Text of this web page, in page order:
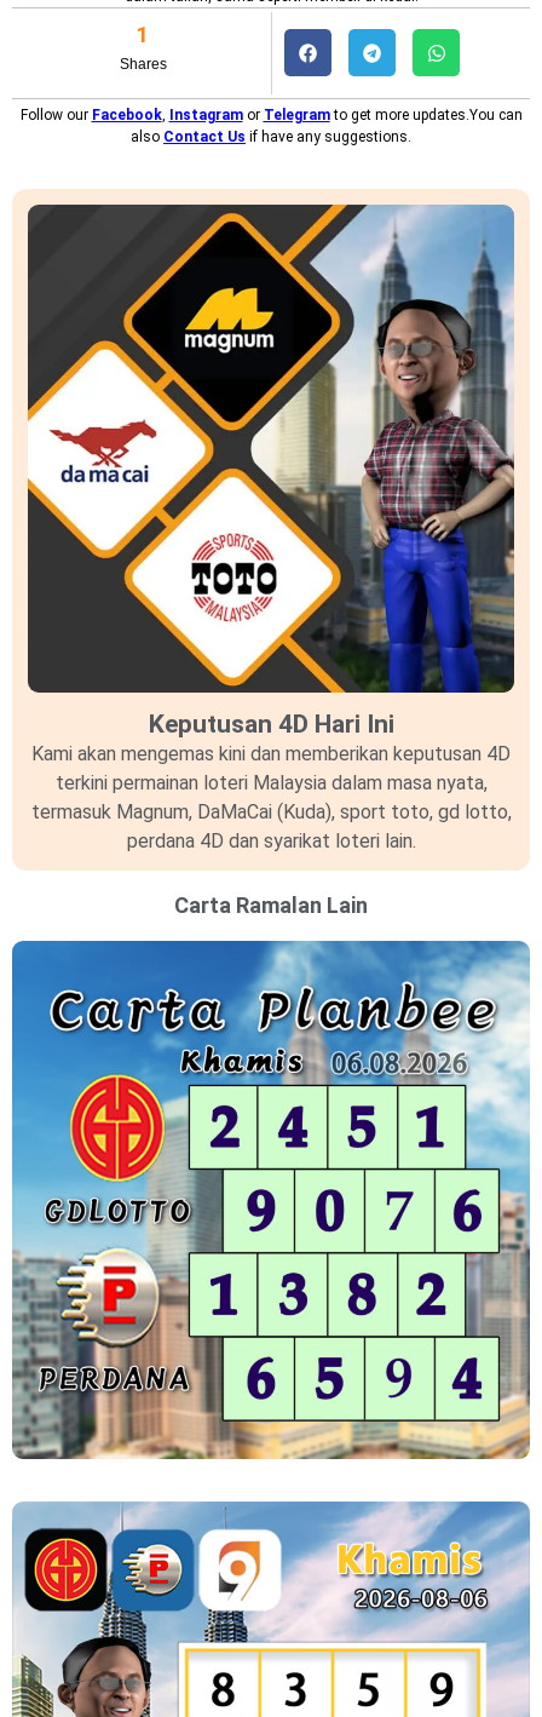
Shares
1
Follow our Facebook, Instagramor Telegramto get more updates.You can
also Contact Us if have any suggestions.
Keputusan 4D Hari Ini
Kami akan mengemas kini dan memberikan keputusan 4D
terkini permainan loteri Malaysia dalam masa nyata,
termasuk Magnum, DaMaCai (Kuda), sport toto, gd lotto,
perdana 4D dan syarikat loteri lain.
Carta Ramalan Lain